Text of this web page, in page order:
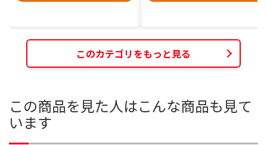
このカテゴリをもっと見る
この商品を見た人はこんな商品も見て
います